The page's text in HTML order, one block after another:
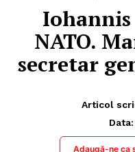
NATO.
secretar
Articol
Data:
Adaugă-ne ca